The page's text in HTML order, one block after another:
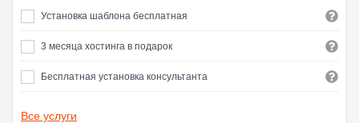
Установка шаблона бесплатная
3 месяца хостинга в подарок
Бесплатная установка консультанта
Все услуги